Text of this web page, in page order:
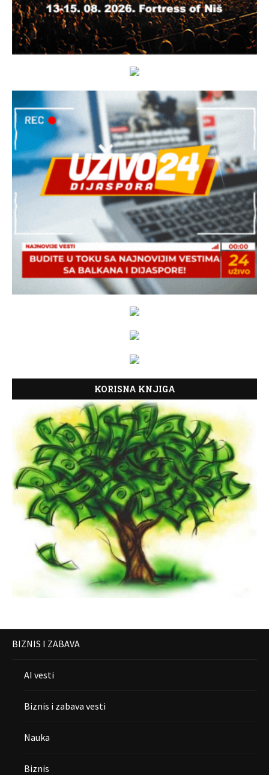
KORISNA KNJIGA
BIZNIS I ZABAVA
AI vesti
Biznis i zabava vesti
Nauka
Biznis